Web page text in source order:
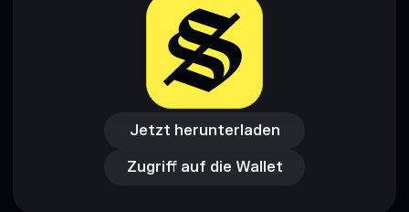
Jetzt herunterladen
Jetzt herunterladen
Zugriff auf die Wallet
Zugriff auf die Wallet